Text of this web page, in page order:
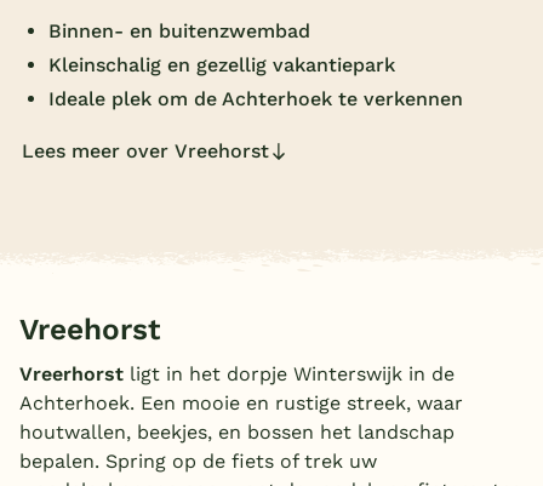
Indoor speeltuin
Alle populaire faciliteiten
Limburg
Duitsland
Binnen- en buitenzwembad
Kleinschalig en gezellig vakantiepark
Ideale plek om de Achterhoek te verkennen
Lees meer over Vreehorst
Vreehorst
Vreerhorst ligt in het dorpje Winterswijk in de
Achterhoek. Een mooie en rustige streek, waar
houtwallen, beekjes, en bossen het landschap
bepalen. Spring op de fiets of trek uw